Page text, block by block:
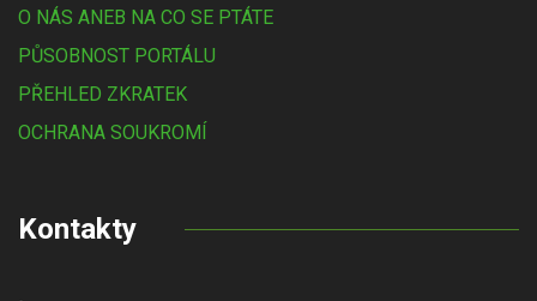
O NÁS ANEB NA CO SE PTÁTE
PŮSOBNOST PORTÁLU
PŘEHLED ZKRATEK
OCHRANA SOUKROMÍ
Kontakty